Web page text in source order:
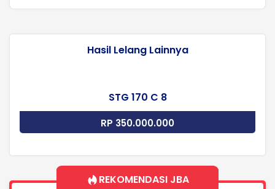
Hasil Lelang Lainnya
STG 170 C 8
RP 350.000.000
REKOMENDASI JBA